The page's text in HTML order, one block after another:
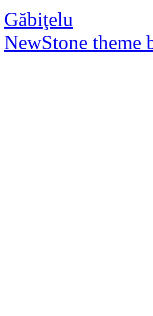
Găbiţelu
NewStone theme